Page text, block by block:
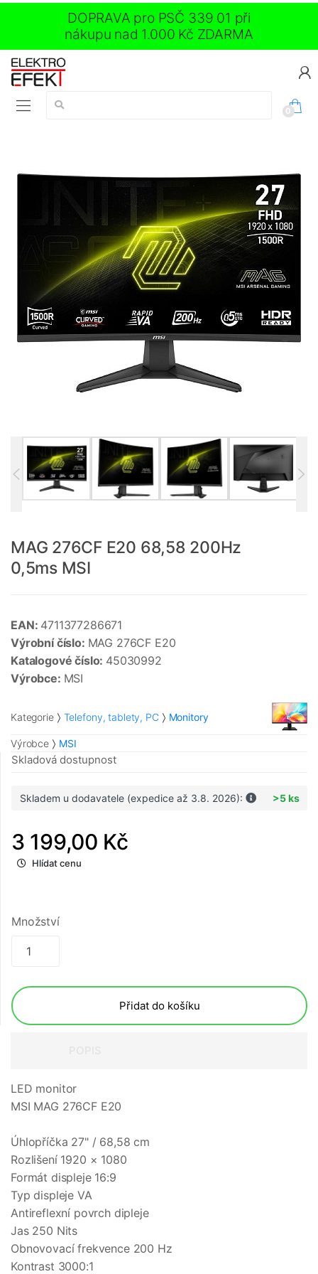
DOPRAVA pro PSČ 339 01 při
nákupu nad 1.000 Kč ZDARMA
Vyhledávání:
0
MAG 276CF E20 68,58 200Hz
0,5ms MSI
EAN: 4711377286671
Výrobní číslo: MAG 276CF E20
Katalogové číslo: 45030992
Výrobce: MSI
Kategorie Telefony, tablety, PC Monitory
Výrobce MSI
Skladová dostupnost
Skladem u dodavatele (expedice až 3.8. 2026): >5 ks
3 199,00 Kč
Hlídat cenu
Množství
Přidat do košíku
LED monitor
MSI MAG 276CF E20
Úhlopříčka 27" / 68,58 cm
Rozlišení 1920 × 1080
Formát displeje 16:9
Typ displeje VA
Antireflexní povrch dipleje
Jas 250 Nits
Obnovovací frekvence 200 Hz
Kontrast 3000:1